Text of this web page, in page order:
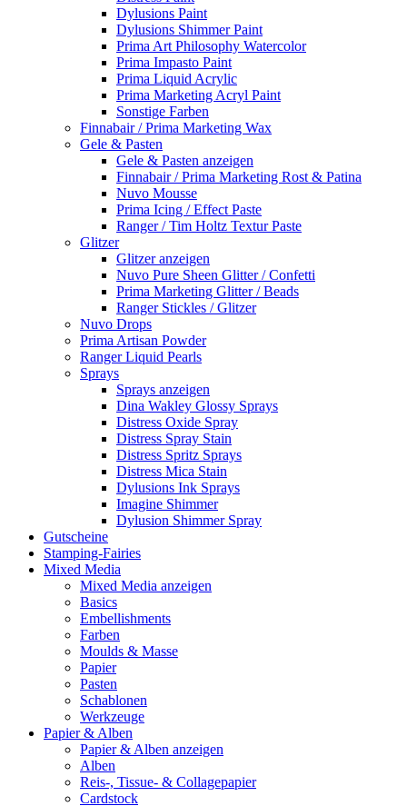
Dylusions Paint
Dylusions Shimmer Paint
Prima Art Philosophy Watercolor
Prima Impasto Paint
Prima Liquid Acrylic
Prima Marketing Acryl Paint
Sonstige Farben
Finnabair / Prima Marketing Wax
Gele & Pasten
Gele & Pasten anzeigen
Finnabair / Prima Marketing Rost & Patina
Nuvo Mousse
Prima Icing / Effect Paste
Ranger / Tim Holtz Textur Paste
Glitzer
Glitzer anzeigen
Nuvo Pure Sheen Glitter / Confetti
Prima Marketing Glitter / Beads
Ranger Stickles / Glitzer
Nuvo Drops
Prima Artisan Powder
Ranger Liquid Pearls
Sprays
Sprays anzeigen
Dina Wakley Glossy Sprays
Distress Oxide Spray
Distress Spray Stain
Distress Spritz Sprays
Distress Mica Stain
Dylusions Ink Sprays
Imagine Shimmer
Dylusion Shimmer Spray
Gutscheine
Stamping-Fairies
Mixed Media
Mixed Media anzeigen
Basics
Embellishments
Farben
Moulds & Masse
Papier
Pasten
Schablonen
Werkzeuge
Papier & Alben
Papier & Alben anzeigen
Alben
Reis-, Tissue- & Collagepapier
Cardstock